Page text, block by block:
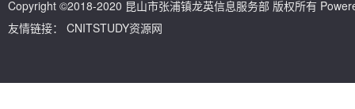
Copyright ©2018-2020 昆山市张浦镇龙英信息服务部 版权所有
友情链接：
CNITSTUDY资源网